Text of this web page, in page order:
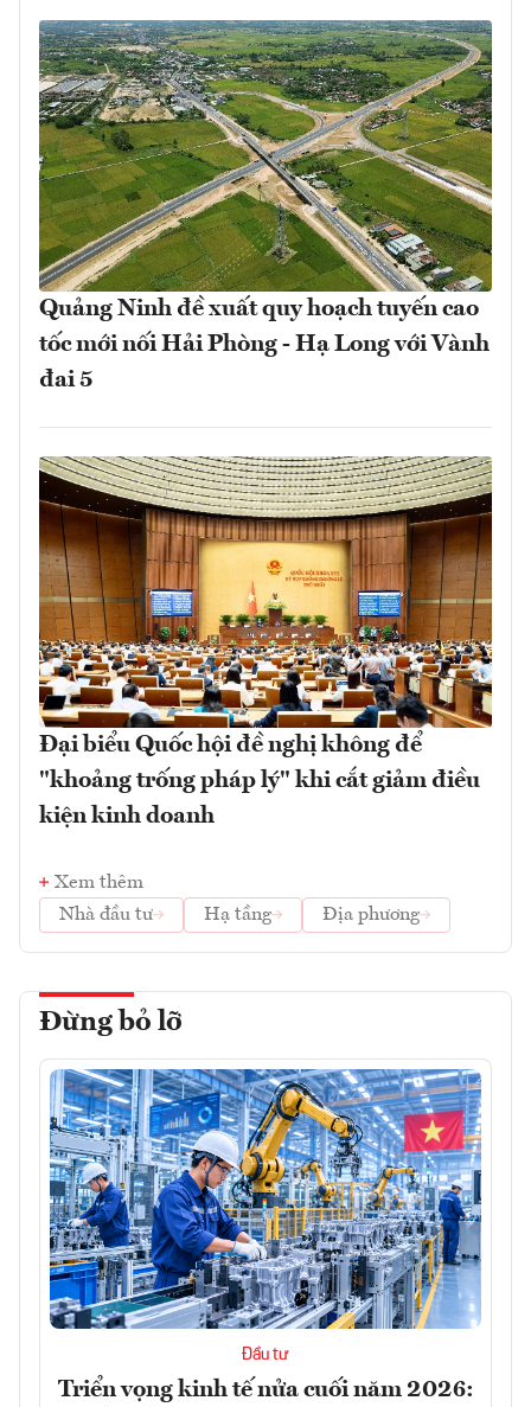
Quảng Ninh đề xuất quy hoạch tuyến cao
tốc mới nối Hải Phòng - Hạ Long với Vành
đai 5
Đại biểu Quốc hội đề nghị không để
"khoảng trống pháp lý" khi cắt giảm điều
kiện kinh doanh
Xem thêm
Nhà đầu tư
Hạ tầng Địa phương
Đừng bỏ lỡ
Đầu tư
Triển vọng kinh tế nửa cuối năm 2026: